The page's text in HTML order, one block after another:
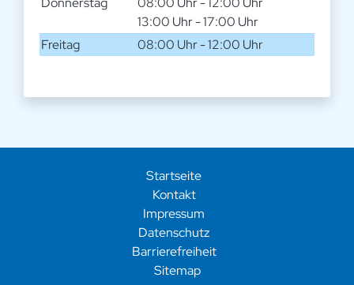
13:00 Uhr - 17:00 Uhr
Freitag
08:00 Uhr - 12:00 Uhr
Startseite
Kontakt
Impressum
Datenschutz
Barrierefreiheit
Sitemap